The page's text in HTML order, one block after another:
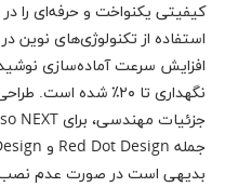
کیفیتی یکنواخت و حرفه‌ای را
استفاده از تکنولوژی‌های نوین
افزایش سرعت آماده‌سازی
نگهداری تا ۲۰٪ شده
جمله Red Dot Design و IF Design را به همراه داشته است.
بدیهی است در صورت عدم نصب